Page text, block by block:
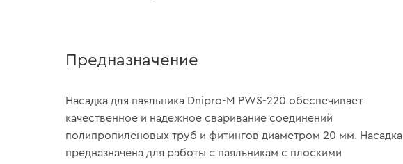
Предназначение
Насадка для паяльника Dnipro-M PWS-220 обеспечивает
качественное и надежное сваривание соединений
полипропиленовых труб и фитингов диаметром 20 мм. Насадка
предназначена для работы с паяльникам с плоскими